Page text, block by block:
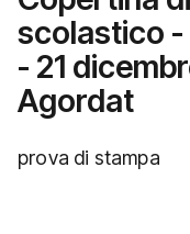
scolastico -
- 21
Agordat
prova di stampa